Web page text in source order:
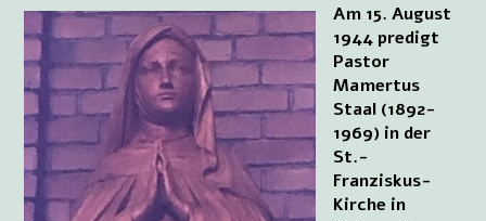
Am 15. August
1944 predigt
Pastor
Mamertus
Staal (1892-
1969) in der
St.-
Franziskus-
Kirche in